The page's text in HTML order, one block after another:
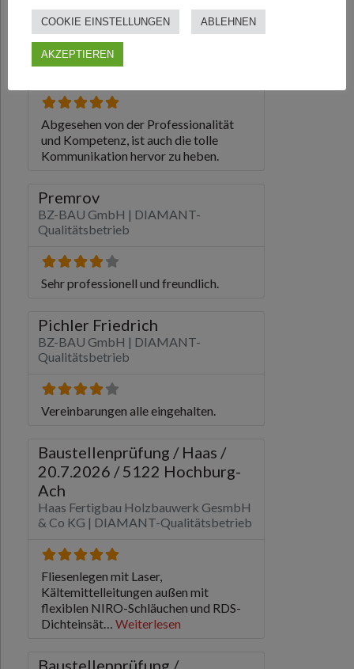
COOKIE EINSTELLUNGEN ABLEHNEN
AKZEPTIEREN